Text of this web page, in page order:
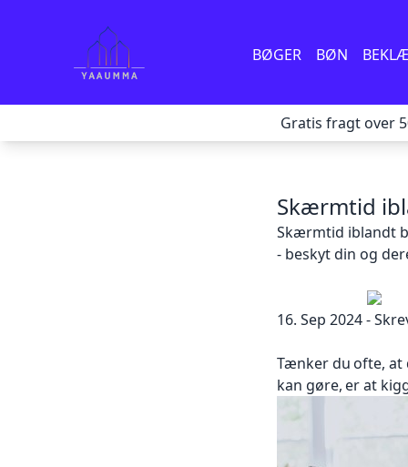
BØGER BØN
Gratis fragt over
Skærmtid
Skærmtid iblandt
- beskyt din og
16. Sep 2024 -
Tænker du ofte, at
kan gøre, er at